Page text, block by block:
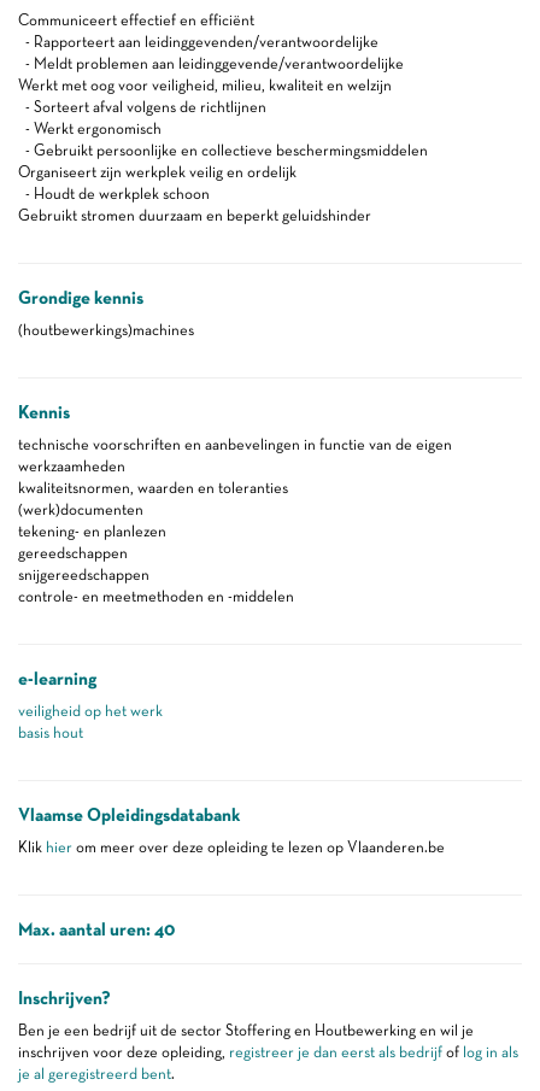
Communiceert effectief en efficiënt
- Rapporteert aan leidinggevenden/verantwoordelijke
- Meldt problemen aan leidinggevende/verantwoordelijke
Werkt met oog voor veiligheid, milieu, kwaliteit en welzijn
- Sorteert afval volgens de richtlijnen
- Werkt ergonomisch
- Gebruikt persoonlijke en collectieve beschermingsmiddelen
Organiseert zijn werkplek veilig en ordelijk
- Houdt de werkplek schoon
Gebruikt stromen duurzaam en beperkt geluidshinder
Grondige kennis
(houtbewerkings)machines
Kennis
technische voorschriften en aanbevelingen in functie van de eigen
werkzaamheden
kwaliteitsnormen, waarden en toleranties
(werk)documenten
tekening- en planlezen
gereedschappen
snijgereedschappen
controle- en meetmethoden en -middelen
e-learning
veiligheid op het werk
basis hout
Vlaamse Opleidingsdatabank
Klik hier om meer over deze opleiding te lezen op Vlaanderen.be
Max. aantal uren: 40
Inschrijven?
Ben je een bedrijf uit de sector Stoffering en Houtbewerking en wil je
inschrijven voor deze opleiding, registreer je dan eerst als bedrijf of log in als
je al geregistreerd bent.